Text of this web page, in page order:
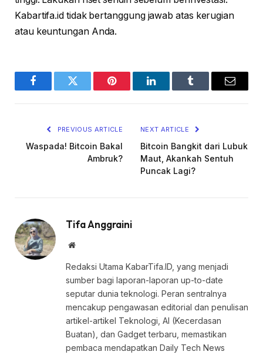
Kabartifa.id tidak bertanggung jawab atas kerugian
atau keuntungan Anda.
FacebookTwitter Pinterest LinkedInTumblr Email
PREVIOUS ARTICLE
Waspada! Bitcoin Bakal
Ambruk?
NEXT ARTICLE
Bitcoin Bangkit dari Lubuk
Maut, Akankah Sentuh
Puncak Lagi?
Tifa Anggraini
Website
Redaksi Utama KabarTifa.ID, yang menjadi
sumber bagi laporan-laporan up-to-date
seputar dunia teknologi. Peran sentralnya
mencakup pengawasan editorial dan penulisan
artikel-artikel Teknologi, AI (Kecerdasan
Buatan), dan Gadget terbaru, memastikan
pembaca mendapatkan Daily Tech News